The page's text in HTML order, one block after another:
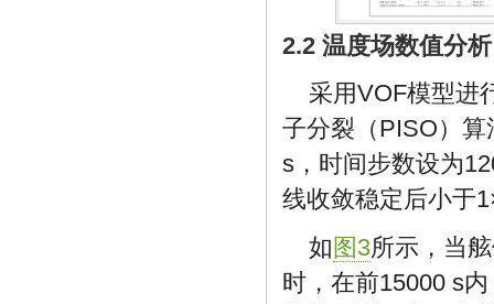
2.2 温度场数值分析
采用VOF模型进
子分裂（PISO）
s，时间步数设为
线收敛稳定后小于
如 图3所示，当
时，在前15000 s内